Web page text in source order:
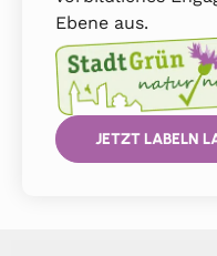
Ebene aus.
JETZT LABELN